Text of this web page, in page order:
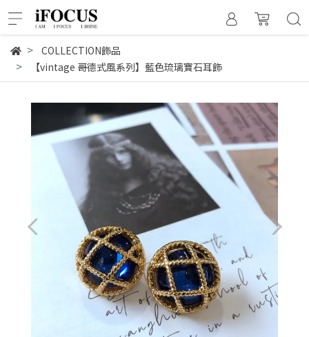
COLLECTION飾品
【vintage 哥德式風系列】藍色琉璃寶石耳飾